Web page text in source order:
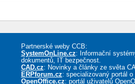
Partnerské weby CCB:
SystemOnLine.cz: Informační
dokumentů, IT bezpečnost.
CAD.cz: Novinky a články ze světa
ERPforum.cz: specializovaný portál
OpenOffice.cz: portál uživatelů